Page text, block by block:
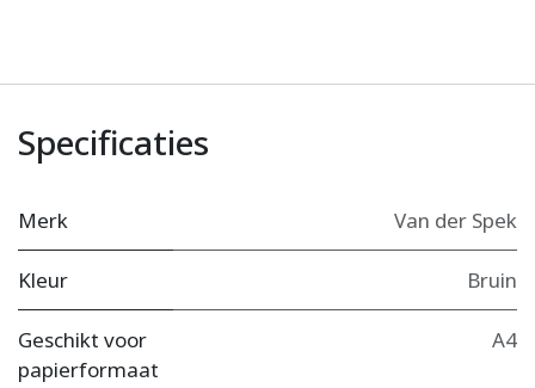
Specificaties
Merk Van der Spek
Kleur Bruin
Geschikt voor
papierformaat
A4